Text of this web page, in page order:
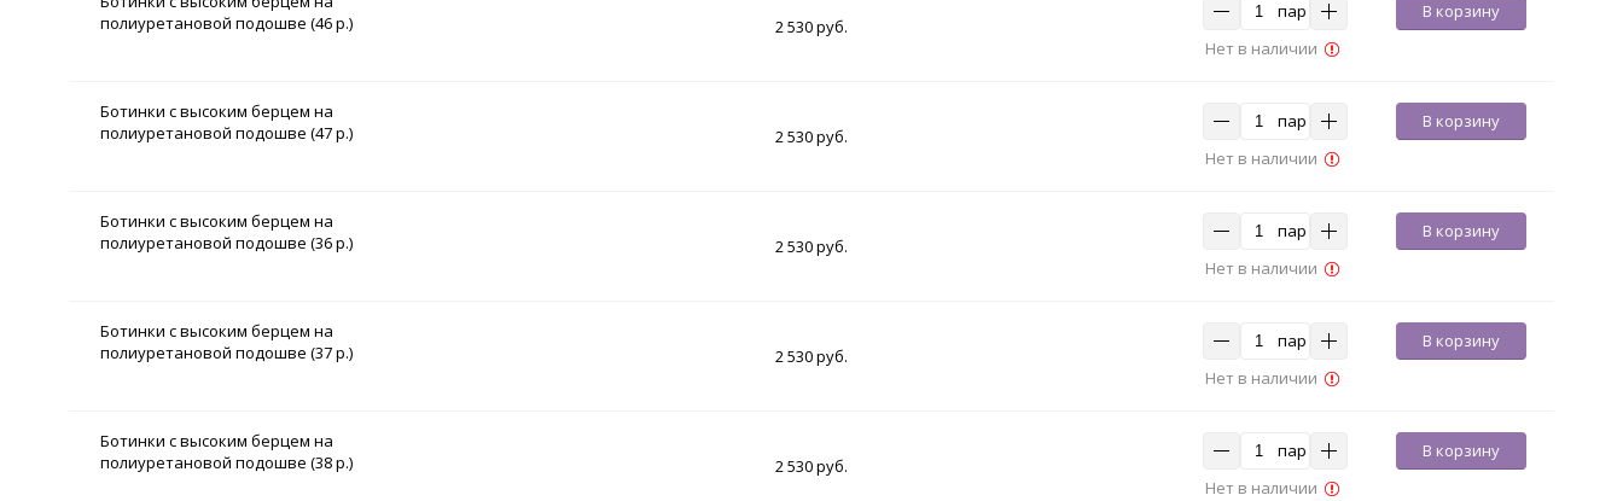
полиуретановой подошве (46 р.)
2 530 руб.
пар
В корзину
Нет в наличии
Ботинки с высоким берцем на
полиуретановой подошве (47 р.)
2 530 руб.
пар
В корзину
Нет в наличии
Ботинки с высоким берцем на
полиуретановой подошве (36 р.)
2 530 руб.
пар
В корзину
Нет в наличии
Ботинки с высоким берцем на
полиуретановой подошве (37 р.)
2 530 руб.
пар
В корзину
Нет в наличии
Ботинки с высоким берцем на
полиуретановой подошве (38 р.)
2 530 руб.
пар
В корзину
Нет в наличии